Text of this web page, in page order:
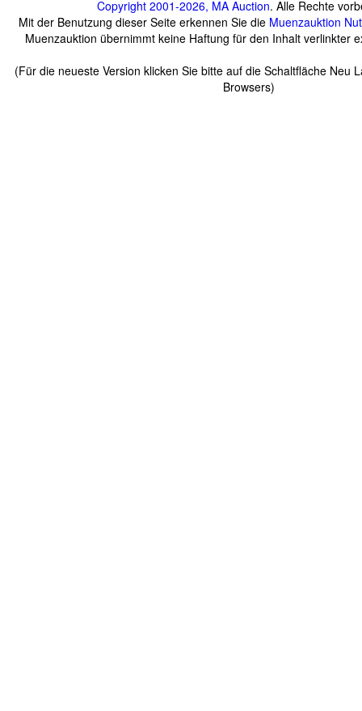
Copyright 2001-2026, MA Auction. Alle Rechte
Mit der Benutzung dieser Seite erkennen Sie die Muenzauktion
Muenzauktion übernimmt keine Haftung für den Inhalt verlinkter
(Für die neueste Version klicken Sie bitte auf die Schaltfläche Neu
Browsers)